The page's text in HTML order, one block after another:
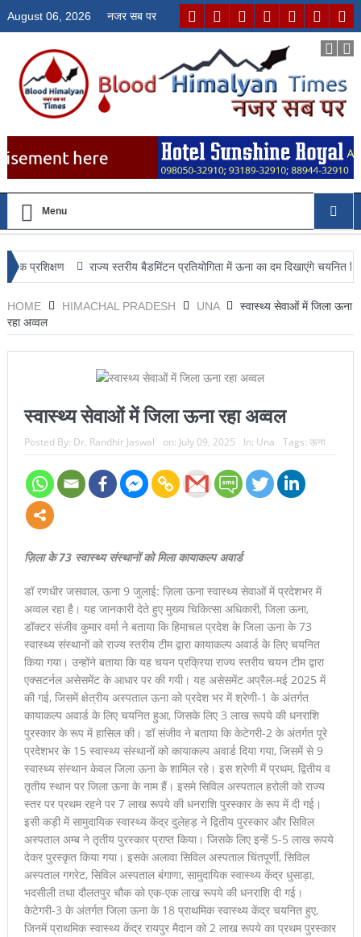
August 06, 2026 नजर सब पर
Menu
राज्य स्तरीय बैडमिंटन प्रतियोगिता में ऊना का दम दिखाएंगे चयनित खिलाड़ी,
HOME HIMACHAL PRADESH UNA
स्वास्थ्य सेवाओं में जिला ऊना
रहा अव्वल
स्वास्थ्य सेवाओं में जिला ऊना रहा अव्वल
Posted By: Dr. Randhir Jaswal on: July 09, 2025 In: Una Tags: ऊना
ज़िला के 73 स्वास्थ्य संस्थानों को मिला कायाकल्प अवार्ड
डॉ रणधीर जसवाल, ऊना 9 जुलाई: ज़िला ऊना स्वास्थ्य सेवाओं में प्रदेशभर में
अव्वल रहा है। यह जानकारी देते हुए मुख्य चिकित्सा अधिकारी, जिला ऊना,
डॉक्टर संजीव कुमार वर्मा ने बताया कि हिमाचल प्रदेश के जिला ऊना के 73
स्वास्थ्य संस्थानों को राज्य स्तरीय टीम द्वारा कायाकल्प अवार्ड के लिए चयनित
किया गया। उन्होंने बताया कि यह चयन प्रक्रिया राज्य स्तरीय चयन टीम द्वारा
एक्सटर्नल असेसमेंट के आधार पर की गयी। यह असेसमेंट अप्रैल-मई 2025 में
की गई, जिसमें क्षेत्रीय अस्पताल ऊना को प्रदेश भर में श्रेणी-1 के अंतर्गत
कायाकल्प अवार्ड के लिए चयनित हुआ, जिसके लिए 3 लाख रूपये की धनराशि
पुरस्कार के रूप में हासिल की। डॉ संजीव ने बताया कि केटेगरी-2 के अंतर्गत पूरे
प्रदेशभर के 15 स्वास्थ्य संस्थानों को कायाकल्प अवार्ड दिया गया, जिसमें से 9
स्वास्थ्य संस्थान केवल जिला ऊना के शामिल रहे। इस श्रेणी में प्रथम, द्वितीय व
तृतीय स्थान पर जिला ऊना के नाम हैं। इसमे सिविल अस्पताल हरोली को राज्य
स्तर पर प्रथम रहने पर 7 लाख रूपये की धनराशि पुरस्कार के रूप में दी गई।
इसी कड़ी में सामुदायिक स्वास्थ्य केंद्र दुलेहड़ ने द्वितीय पुरस्कार और सिविल
अस्पताल अम्ब ने तृतीय पुरस्कार प्राप्त किया। जिसके लिए इन्हें 5-5 लाख रूपये
देकर पुरस्कृत किया गया। इसके अलावा सिविल अस्पताल चिंतपूर्णी, सिविल
अस्पताल गगरेट, सिविल अस्पताल बंगाणा, सामुदायिक स्वास्थ्य केंद्र धुसाड़ा,
भदसीली तथा दौलतपुर चौक को एक-एक लाख रूपये की धनराशि दी गई।
केटेगरी-3 के अंतर्गत जिला ऊना के 18 प्राथमिक स्वास्थ्य केंद्र चयनित हुए,
जिनमें प्राथमिक स्वास्थ्य केंद्र रायपुर मैदान को 2 लाख रूपये का प्रथम पुरस्कार